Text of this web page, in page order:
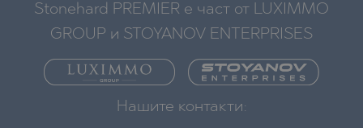
Stonehard PREMIER е част от LUXIMMO
GROUP и STOYANOV ENTERPRISES
Нашите контакти: